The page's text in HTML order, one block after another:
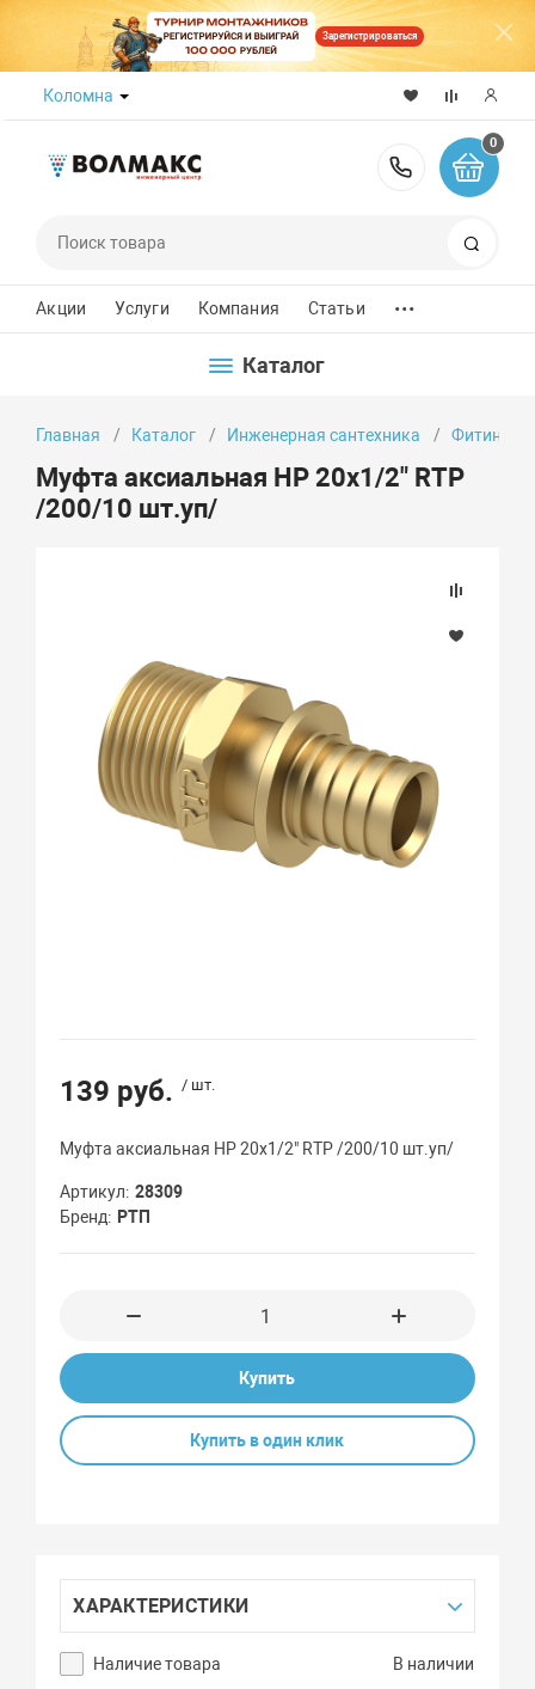
Зарегистрироваться
Коломна
8 (800)
0
Акции Услуги Компания Статьи ...
Каталог
Главная Каталог Инженерная сантехника Фитинги
Муфта аксиальная НР 20х1/2" RTP
/200/10 шт.уп/
139 руб. / шт.
Муфта аксиальная НР 20х1/2" RTP /200/10 шт.уп/
Артикул 28309
Бренд
РТП
Купить
Купить в один клик
ХАРАКТЕРИСТИКИ
Наличие товара В наличии